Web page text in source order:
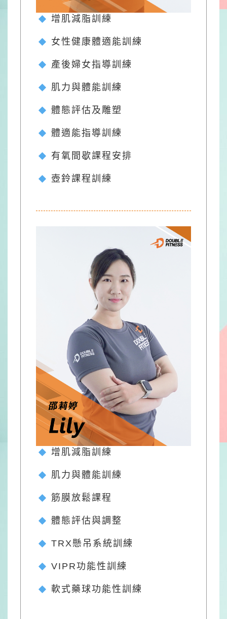
增肌減脂訓練
女性健康體適能訓練
產後婦女指導訓練
肌力與體能訓練
體態評估及雕塑
體適能指導訓練
有氧間歇課程安排
壺鈴課程訓練
增肌減脂訓練
肌力與體能訓練
筋膜放鬆課程
體態評估與調整
TRX懸吊系統訓練
VIPR功能性訓練
軟式藥球功能性訓練